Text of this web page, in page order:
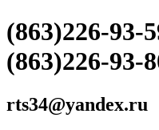
(863)226-93-
(863)226-93-
rts34@yandex.ru